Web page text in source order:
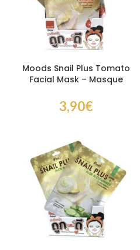
Moods Snail Plus Tomato
Facial Mask – Masque
bave d’escargot
3,90€